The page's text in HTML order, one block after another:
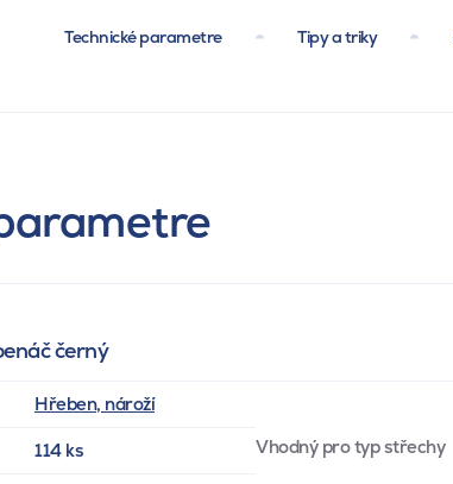
Technické parametre Tipy a triky
černý
Hřeben, nároží
114 ks Vhodný pro typ střechy